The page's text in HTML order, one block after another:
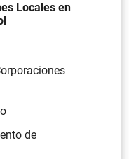
Locales en
de